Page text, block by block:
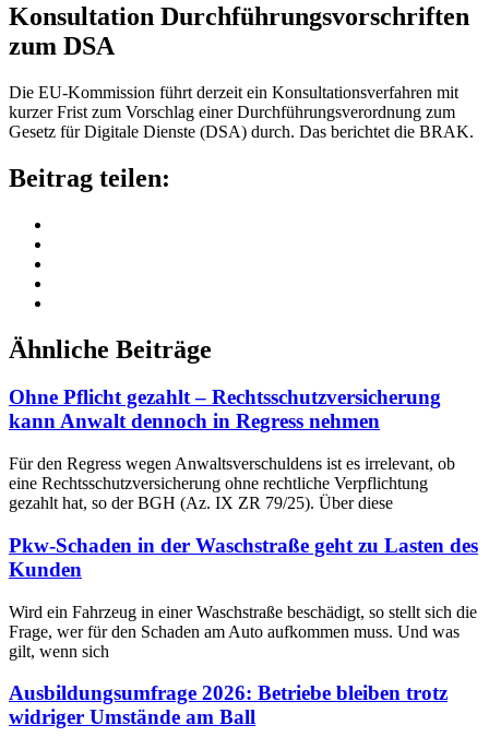
Konsultation Durchführungsvorschriften
zum DSA
Die EU-Kommission führt derzeit ein Konsultationsverfahren mit
kurzer Frist zum Vorschlag einer Durchführungsverordnung zum
Gesetz für Digitale Dienste (DSA) durch. Das berichtet die BRAK.
Beitrag teilen:
Ähnliche Beiträge
Ohne Pflicht gezahlt – Rechtsschutzversicherung
kann Anwalt dennoch in Regress nehmen
Für den Regress wegen Anwaltsverschuldens ist es irrelevant, ob
eine Rechtsschutzversicherung ohne rechtliche Verpflichtung
gezahlt hat, so der BGH (Az. IX ZR 79/25). Über diese
Pkw-Schaden in der Waschstraße geht zu Lasten des
Kunden
Wird ein Fahrzeug in einer Waschstraße beschädigt, so stellt sich die
Frage, wer für den Schaden am Auto aufkommen muss. Und was
gilt, wenn sich
Ausbildungsumfrage 2026: Betriebe bleiben trotz
widriger Umstände am Ball